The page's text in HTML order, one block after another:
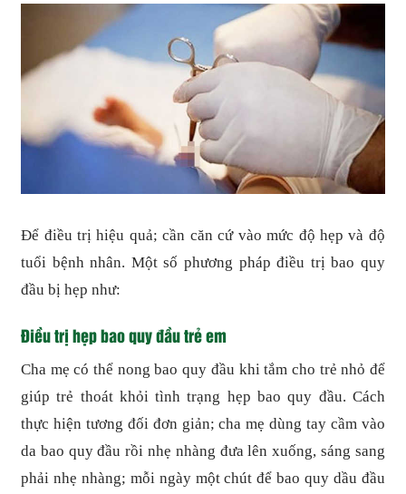
Để điều trị hiệu quả; cần căn cứ vào mức độ hẹp và độ
tuổi bệnh nhân. Một số phương pháp điều trị bao quy
đầu bị hẹp như:
Điều trị hẹp bao quy đầu trẻ em
Cha mẹ có thể nong bao quy đầu khi tắm cho trẻ nhỏ để
giúp trẻ thoát khỏi tình trạng hẹp bao quy đầu. Cách
thực hiện tương đối đơn giản; cha mẹ dùng tay cầm vào
da bao quy đầu rồi nhẹ nhàng đưa lên xuống, sáng sang
phải nhẹ nhàng; mỗi ngày một chút để bao quy dầu đầu